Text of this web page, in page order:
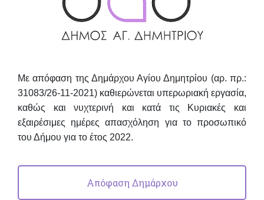
Με απόφαση της Δημάρχου Αγίου Δημητρίου (αρ. πρ.:
31083/26-11-2021) καθιερώνεται υπερωριακή εργασία,
καθώς και νυχτερινή και κατά τις Κυριακές και
εξαιρέσιμες ημέρες απασχόληση για το προσωπικό
του Δήμου για το έτος 2022.
Απόφαση Δημάρχου